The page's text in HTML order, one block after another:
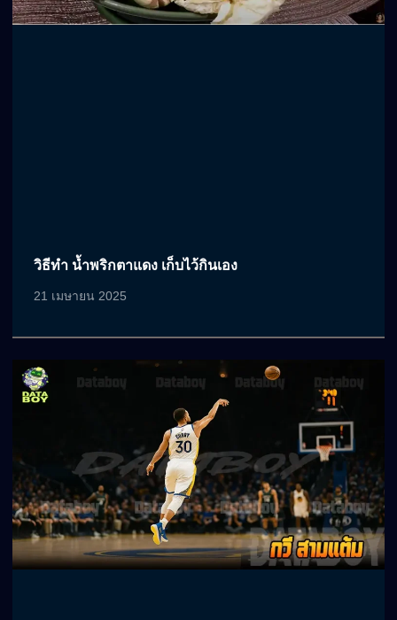
วิธีทำ น้ำพริกตาแดง เก็บไว้กินเอง
21 เมษายน 2025